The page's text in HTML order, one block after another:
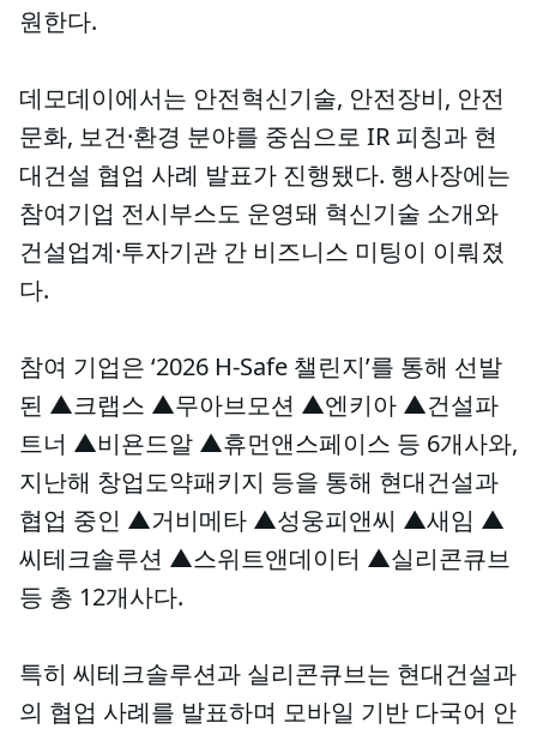
원한다.
데모데이에서는 안전혁신기술, 안전장비, 안전
문화, 보건·환경 분야를 중심으로 IR 피칭과 현
대건설 협업 사례 발표가 진행됐다. 행사장에는
참여기업 전시부스도 운영돼 혁신기술 소개와
건설업계·투자기관 간 비즈니스 미팅이 이뤄졌
다.
참여 기업은 ‘2026 H-Safe 챌린지’를 통해 선발
된 ▲크랩스 ▲무아브모션 ▲엔키아 ▲건설파
트너 ▲비욘드알 ▲휴먼앤스페이스 등 6개사와,
지난해 창업도약패키지 등을 통해 현대건설과
협업 중인 ▲거비메타 ▲성웅피앤씨 ▲새임 ▲
씨테크솔루션 ▲스위트앤데이터 ▲실리콘큐브
등 총 12개사다.
특히 씨테크솔루션과 실리콘큐브는 현대건설과
의 협업 사례를 발표하며 모바일 기반 다국어 안